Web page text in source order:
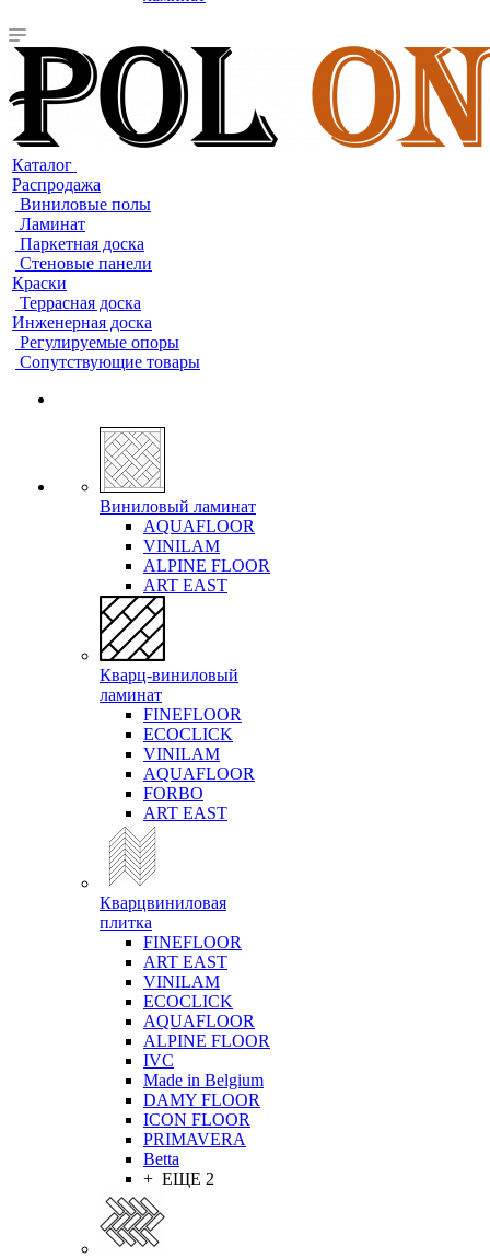
Каталог
Распродажа
Виниловые полы
Ламинат
Паркетная доска
Стеновые панели
Краски
Террасная доска
Инженерная доска
Регулируемые опоры
Сопутствующие товары
Виниловый ламинат
AQUAFLOOR
VINILAM
ALPINE FLOOR
ART EAST
Кварц-виниловый
ламинат
FINEFLOOR
ECOCLICK
VINILAM
AQUAFLOOR
FORBO
ART EAST
Кварцвиниловая
плитка
FINEFLOOR
ART EAST
VINILAM
ECOCLICK
AQUAFLOOR
ALPINE FLOOR
IVC
Made in Belgium
DAMY FLOOR
ICON FLOOR
PRIMAVERA
Betta
+ ЕЩЕ 2